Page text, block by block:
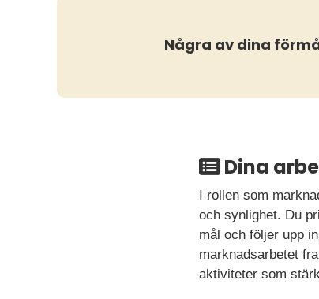
Några av dina
Dina
I rollen som
och synlighet. Du
mål och följer upp
marknadsarbetet
aktiviteter som